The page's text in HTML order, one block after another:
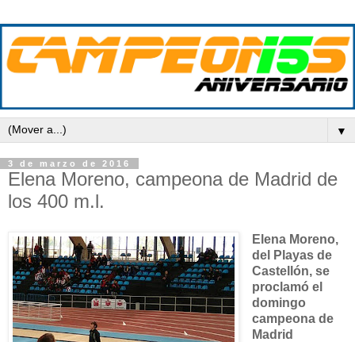
▼
3 de marzo de 2016
Elena Moreno, campeona de Madrid de
los 400 m.l.
Elena Moreno,
del Playas de
Castellón, se
proclamó el
domingo
campeona de
Madrid